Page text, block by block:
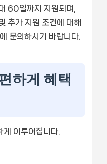
60일까지 지원되며,
추가 지원 조건에 대해
문의하시기 바랍니다.
하게 혜택
게 이루어집니다.